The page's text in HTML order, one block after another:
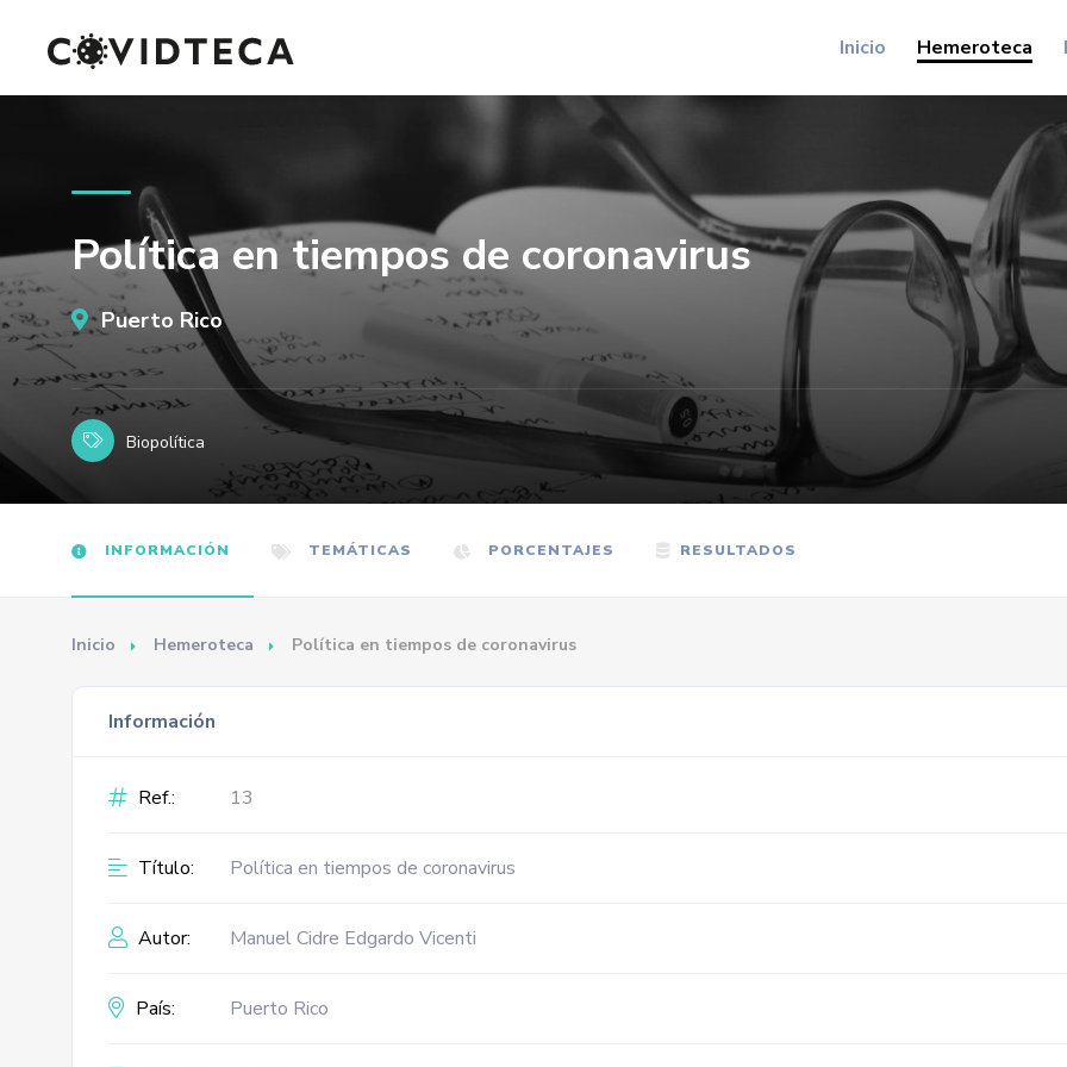
Inicio Hemeroteca
Política en tiempos de coronavirus
Puerto Rico
Biopolítica
INFORMACIÓN TEMÁTICAS PORCENTAJES RESULTADOS
Inicio Hemeroteca Política en tiempos de coronavirus
Información
Ref.: 13
Título: Política en tiempos de coronavirus
Autor: Manuel Cidre Edgardo Vicenti
País: Puerto Rico